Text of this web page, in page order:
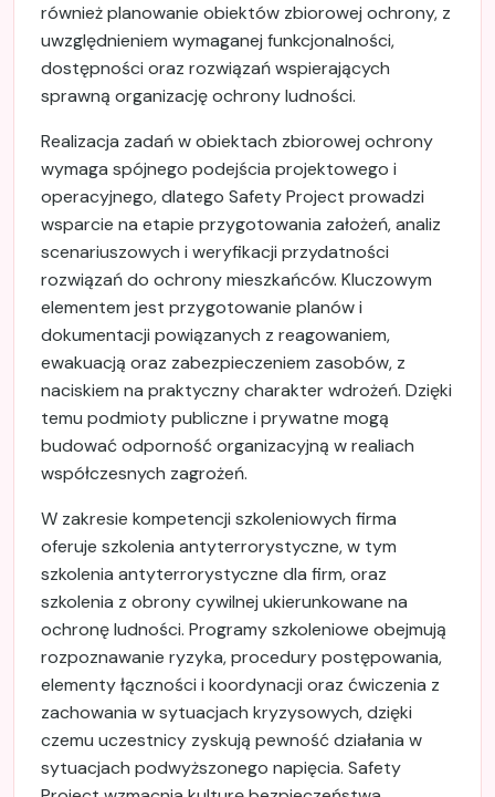
również planowanie obiektów zbiorowej ochrony, z
uwzględnieniem wymaganej funkcjonalności,
dostępności oraz rozwiązań wspierających
sprawną organizację ochrony ludności.
Realizacja zadań w obiektach zbiorowej ochrony
wymaga spójnego podejścia projektowego i
operacyjnego, dlatego Safety Project prowadzi
wsparcie na etapie przygotowania założeń, analiz
scenariuszowych i weryfikacji przydatności
rozwiązań do ochrony mieszkańców. Kluczowym
elementem jest przygotowanie planów i
dokumentacji powiązanych z reagowaniem,
ewakuacją oraz zabezpieczeniem zasobów, z
naciskiem na praktyczny charakter wdrożeń. Dzięki
temu podmioty publiczne i prywatne mogą
budować odporność organizacyjną w realiach
współczesnych zagrożeń.
W zakresie kompetencji szkoleniowych firma
oferuje szkolenia antyterrorystyczne, w tym
szkolenia antyterrorystyczne dla firm, oraz
szkolenia z obrony cywilnej ukierunkowane na
ochronę ludności. Programy szkoleniowe obejmują
rozpoznawanie ryzyka, procedury postępowania,
elementy łączności i koordynacji oraz ćwiczenia z
zachowania w sytuacjach kryzysowych, dzięki
czemu uczestnicy zyskują pewność działania w
sytuacjach podwyższonego napięcia. Safety